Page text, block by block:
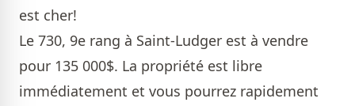
est cher!
Le 730, 9e rang à Saint-Ludger est à vendre
pour 135 000$. La propriété est libre
immédiatement et vous pourrez rapidement